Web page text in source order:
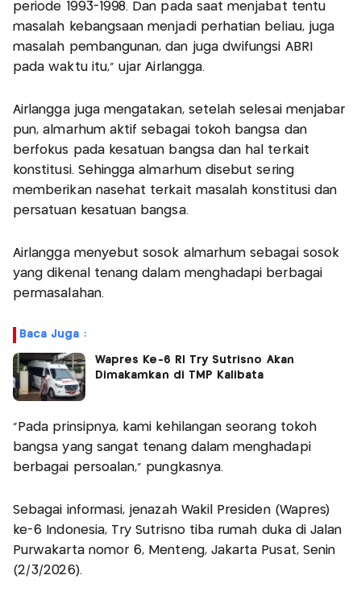
periode 1993-1998. Dan pada saat menjabat tentu
masalah kebangsaan menjadi perhatian beliau, juga
masalah pembangunan, dan juga dwifungsi ABRI
pada waktu itu," ujar Airlangga.
Airlangga juga mengatakan, setelah selesai menjabar
pun, almarhum aktif sebagai tokoh bangsa dan
berfokus pada kesatuan bangsa dan hal terkait
konstitusi. Sehingga almarhum disebut sering
memberikan nasehat terkait masalah konstitusi dan
persatuan kesatuan bangsa.
Airlangga menyebut sosok almarhum sebagai sosok
yang dikenal tenang dalam menghadapi berbagai
permasalahan.
Baca Juga :
Wapres Ke-6 RI Try Sutrisno Akan
Dimakamkan di TMP Kalibata
"Pada prinsipnya, kami kehilangan seorang tokoh
bangsa yang sangat tenang dalam menghadapi
berbagai persoalan," pungkasnya.
Sebagai informasi, jenazah Wakil Presiden (Wapres)
ke-6 Indonesia, Try Sutrisno tiba rumah duka di Jalan
Purwakarta nomor 6, Menteng, Jakarta Pusat, Senin
(2/3/2026).